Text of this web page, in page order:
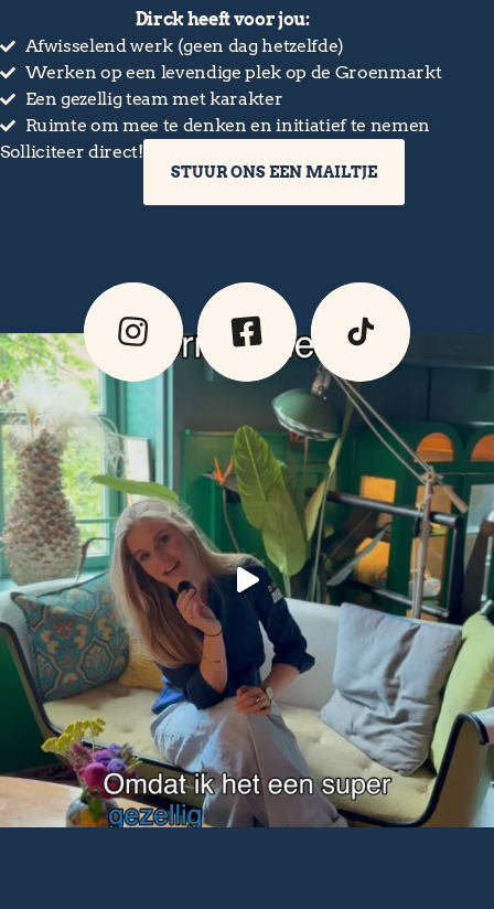
Dirck heeft voor jou:
Afwisselend werk (geen dag hetzelfde)
Werken op een levendige plek op de Groenmarkt
Een gezellig team met karakter
Ruimte om mee te denken en initiatief te nemen
Solliciteer direct!
STUUR ONS EEN MAILTJE